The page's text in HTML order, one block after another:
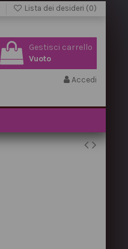
Lista dei desideri (0)
Gestisci carrello
Vuoto
Accedi